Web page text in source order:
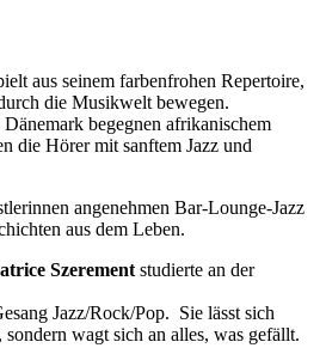
aus seinem farbenfrohen Repertoire,
die Musikwelt bewegen.
begegnen afrikanischem
die Hörer mit sanftem Jazz und
angenehmen Bar-Lounge-Jazz
aus dem Leben.
Szerementstudierte an der
Jazz/Rock/Pop. Sie lässt sich
wagt sich an alles, was gefällt.